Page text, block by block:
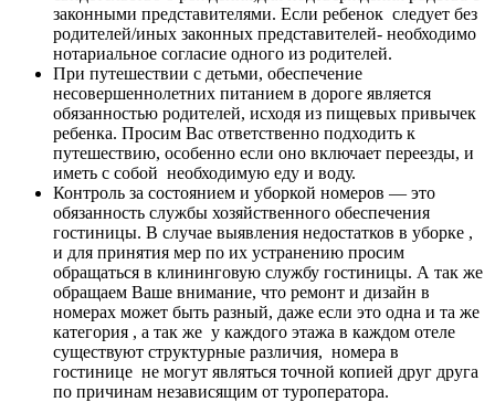
законными представителями. Если ребенок следует без
родителей/иных законных представителей- необходимо
нотариальное согласие одного из родителей.
При путешествии с детьми, обеспечение
несовершеннолетних питанием в дороге является
обязанностью родителей, исходя из пищевых привычек
ребенка. Просим Вас ответственно подходить к
путешествию, особенно если оно включает переезды, и
иметь с собой необходимую еду и воду.
Контроль за состоянием и уборкой номеров — это
обязанность службы хозяйственного обеспечения
гостиницы. В случае выявления недостатков в уборке ,
и для принятия мер по их устранению просим
обращаться в клининговую службу гостиницы. А так же
обращаем Ваше внимание, что ремонт и дизайн в
номерах может быть разный, даже если это одна и та же
категория , а так же у каждого этажа в каждом отеле
существуют структурные различия, номера в
гостинице не могут являться точной копией друг друга
по причинам независящим от туроператора.